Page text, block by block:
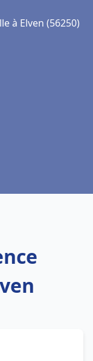
à Elven (56250)